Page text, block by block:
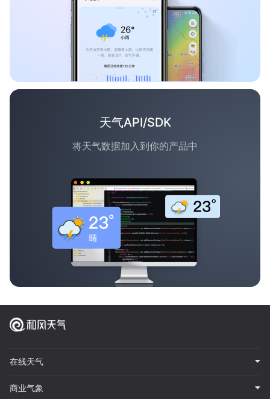
天气API/SDK
将天气数据加入到你的产品中
在线天气
商业气象